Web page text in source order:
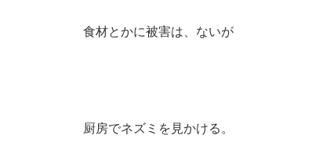
食材とかに被害は、ないが
厨房でネズミを見かける。